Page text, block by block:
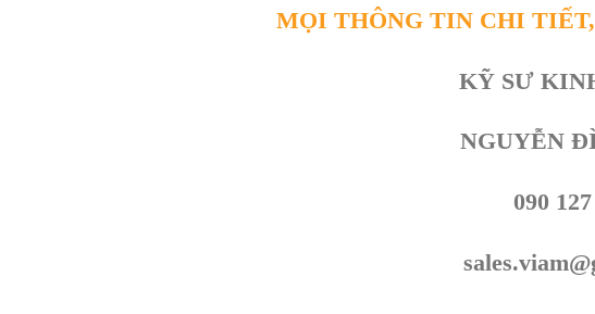
MỌI THÔNG TIN CHI
KỸ SƯ
NGUYỄN
090